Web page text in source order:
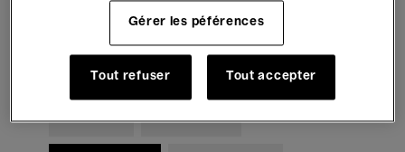
Musique classique Global Music
Musique électronique
Pour tous Kids’ Palace
Gérer les péférences
Tout refuser Tout accepter